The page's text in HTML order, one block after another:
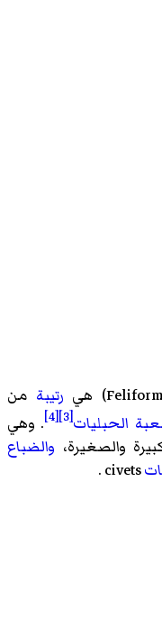
) هي رتيبة من
الحبليات[3]
[4]
. وهي
والضباع